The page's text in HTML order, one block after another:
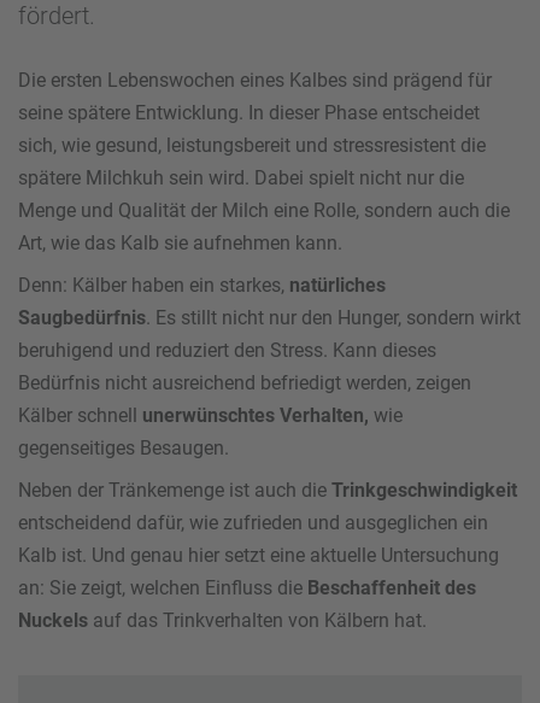
fördert.
Die ersten Lebenswochen eines Kalbes sind prägend für
seine spätere Entwicklung. In dieser Phase entscheidet
sich, wie gesund, leistungsbereit und stressresistent die
spätere Milchkuh sein wird. Dabei spielt nicht nur die
Menge und Qualität der Milch eine Rolle, sondern auch die
Art, wie das Kalb sie aufnehmen kann.
Denn: Kälber haben ein starkes, natürliches
Saugbedürfnis. Es stillt nicht nur den Hunger, sondern wirkt
beruhigend und reduziert den Stress. Kann dieses
Bedürfnis nicht ausreichend befriedigt werden, zeigen
Kälber schnell unerwünschtes Verhalten, wie
gegenseitiges Besaugen.
Neben der Tränkemenge ist auch die Trinkgeschwindigkeit
entscheidend dafür, wie zufrieden und ausgeglichen ein
Kalb ist. Und genau hier setzt eine aktuelle Untersuchung
an: Sie zeigt, welchen Einfluss die Beschaffenheit des
Nuckels auf das Trinkverhalten von Kälbern hat.